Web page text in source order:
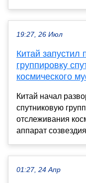
19:27, 26 Июл
Китай
группировку
космического
Китай начал
спутниковую
отслеживания
аппарат
01:27, 24 Апр